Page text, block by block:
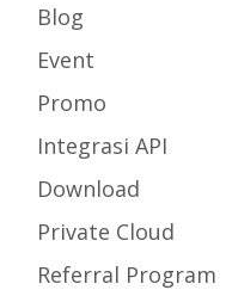
Blog
Event
Promo
Integrasi API
Download
Private Cloud
Referral Program